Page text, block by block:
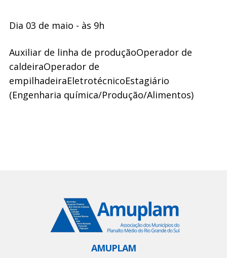
Dia 03 de maio - às 9h
Auxiliar de linha de produçãoOperador de
caldeiraOperador de
empilhadeiraEletrotécnicoEstagiário
(Engenharia química/Produção/Alimentos)
AMUPLAM